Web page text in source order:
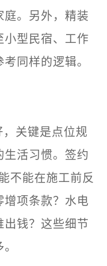
庭。另外，精装
小型民宿、工作
同样的逻辑。
关键是点位规
生活习惯。签约
不能在施工前反
增项条款？水电
出钱？这些细节